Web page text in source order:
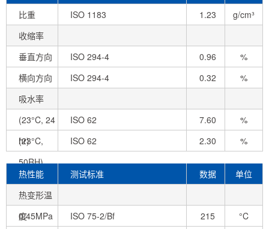
比重
ISO 1183 1.23
g/cm³
收缩率
垂直方向
ISO 294-4 0.96
%
横向方向
ISO 294-4 0.32
%
吸水率
(23°C, 24
hr)
ISO 62 7.60
%
(23°C,
50RH)
ISO 62 2.30 %
热性能 测试标准 数据
单位
热变形温
度
0.45MPa
ISO 75-2/Bf 215
°C